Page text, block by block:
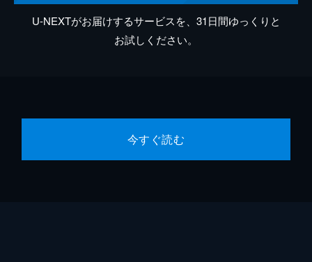
U-NEXTがお届けするサービスを、31日間ゆっくりと
お試しください。
今すぐ読む